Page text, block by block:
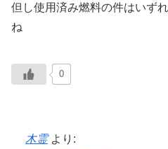
但し使用済み燃料の件はいず
ね
0
木霊 より: